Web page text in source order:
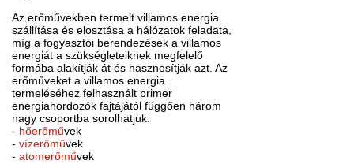
Az erőművekben termelt villamos energia
szállítása és elosztása a hálózatok feladata,
míg a fogyasztói berendezések a villamos
energiát a szükségleteiknek megfelelő
formába alakítják át és hasznosítják azt. Az
erőműveket a villamos energia
termeléséhez felhasznált primer
energiahordozók fajtájától függően három
nagy csoportba sorolhatjuk:
- hőerőművek
-vízerőművek
-atomerőművek